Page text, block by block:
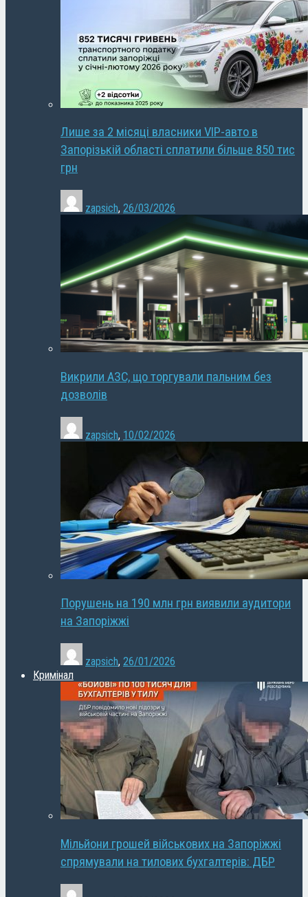
Лише за 2 місяці власники VIP-авто в
Запорізькій області сплатили більше 850 тис
грн
zapsich, 26/03/2026
Викрили АЗС, що торгували пальним без
дозволів
zapsich, 10/02/2026
Порушень на 190 млн грн виявили аудитори
на Запоріжжі
zapsich, 26/01/2026
Кримінал
Мільйони грошей військових на Запоріжжі
спрямували на тилових бухгалтерів: ДБР